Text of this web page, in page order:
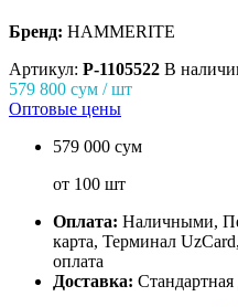
Бренд: HAMMERITE
Артикул: P-1105522 В
579 800 сум / шт
Оптовые цены
579 000 сум
от 100 шт
Оплата: Наличными,
карта, Терминал
оплата
Доставка: Стандартная